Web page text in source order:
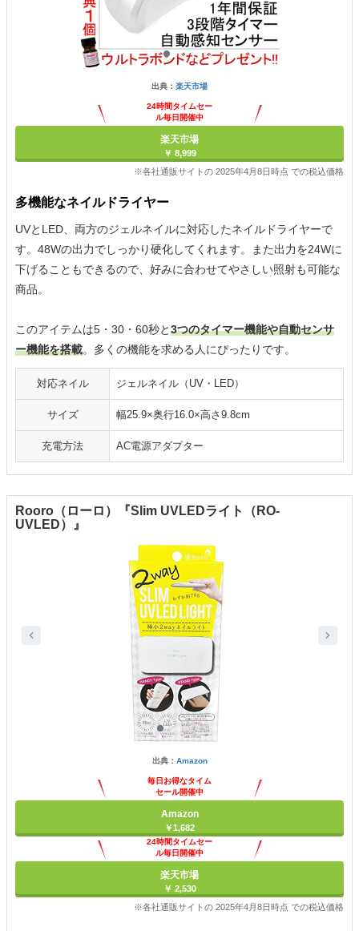
出典： 楽天市場
24時間タイムセー
ル毎日開催中
楽天市場
￥ 8,999
※各社通販サイトの 2025年4月8日時点 での税込価格
多機能なネイルドライヤー
UVとLED、両方のジェルネイルに対応したネイルドライヤーで
す。48Wの出力でしっかり硬化してくれます。また出力を24Wに
下げることもできるので、好みに合わせてやさしい照射も可能な
商品。
このアイテムは5・30・60秒と3つのタイマー機能や自動センサ
ー機能を搭載。多くの機能を求める人にぴったりです。
対応ネイル ジェルネイル（UV・LED）
サイズ 幅25.9×奥行16.0×高さ9.8cm
充電方法 AC電源アダプター
Rooro（ローロ）『Slim UVLEDライト（RO-
UVLED）』
出典： Amazon
毎日お得なタイム
セール開催中
Amazon
￥1,682
24時間タイムセー
ル毎日開催中
楽天市場
￥ 2,530
※各社通販サイトの 2025年4月8日時点 での税込価格